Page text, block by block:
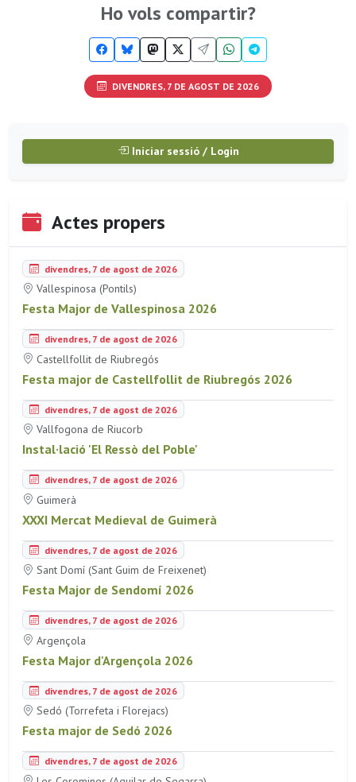
Ho vols compartir?
DIVENDRES, 7 DE AGOST DE 2026
Iniciar sessió / Login
Actes propers
divendres, 7 de agost de 2026
Vallespinosa (Pontils)
Festa Major de Vallespinosa 2026
divendres, 7 de agost de 2026
Castellfollit de Riubregós
Festa major de Castellfollit de Riubregós 2026
divendres, 7 de agost de 2026
Vallfogona de Riucorb
Instal·lació 'El Ressò del Poble'
divendres, 7 de agost de 2026
Guimerà
XXXI Mercat Medieval de Guimerà
divendres, 7 de agost de 2026
Sant Domí (Sant Guim de Freixenet)
Festa Major de Sendomí 2026
divendres, 7 de agost de 2026
Argençola
Festa Major d'Argençola 2026
divendres, 7 de agost de 2026
Sedó (Torrefeta i Florejacs)
Festa major de Sedó 2026
divendres, 7 de agost de 2026